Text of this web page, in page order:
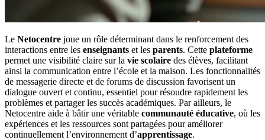
Le Netocentre joue un rôle déterminant dans le renforcement des
interactions entre les enseignants et les parents. Cette plateforme
permet une visibilité claire sur la vie scolaire des élèves, facilitant
ainsi la communication entre l’école et la maison. Les fonctionnalités
de messagerie directe et de forums de discussion favorisent un
dialogue ouvert et continu, essentiel pour résoudre rapidement les
problèmes et partager les succès académiques. Par ailleurs, le
Netocentre aide à bâtir une véritable communauté éducative, où les
expériences et les ressources sont partagées pour améliorer
continuellement l’environnement d’apprentissage.